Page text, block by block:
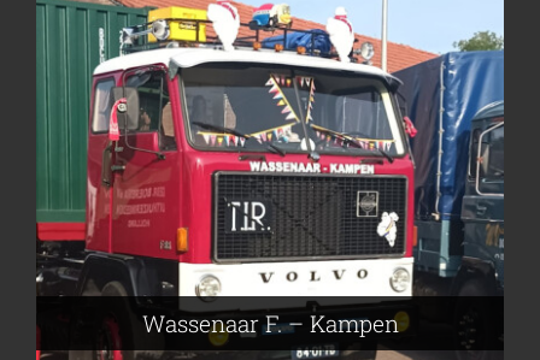
Wassenaar F. – Kampen
Nijmeier Erwin – Smilde
Frieling Koos – Klazienaveen
Hartog den Richard – Borculo
Leeuwen van Joop – Leek